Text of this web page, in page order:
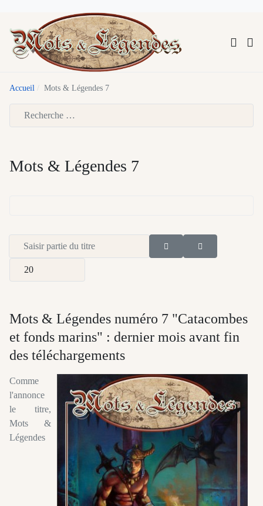
Accueil Mots & Légendes 7
Mots & Légendes 7
Saisir partie du titre
Afficher #
Mots & Légendes numéro 7 "Catacombes
et fonds marins" : dernier mois avant fin
des téléchargements
Comme
l'annonce
le titre,
Mots &
Légendes